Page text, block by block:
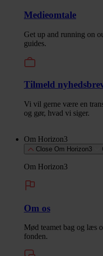
Medieomtale
Get up and running on
guides.
Tilmeld
Vi vil gerne være en
og gør, hvad vi siger.
Om Horizon3
Close Om Horizon3
Om Horizon3
Om os
Mød teamet bag og læs
fonden.